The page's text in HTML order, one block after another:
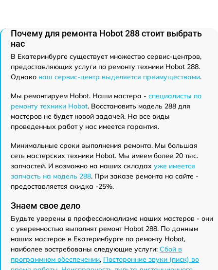
Почему для ремонта Hobot 288 стоит выбрать
нас
В Екатеринбурге существует множество сервис-центров,
предоставляющих услуги по ремонту техники Hobot 288.
Однако наш сервис-центр выделяется преимуществами.
Мы ремонтируем Hobot. Наши мастера - специалисты по
ремонту техники Hobot. Восстановить модель 288 для
мастеров не будет новой задачей. На все виды
проведенных работ у нас имеется гарантия.
Минимальные сроки выполнения ремонта. Мы большая
сеть мастерских техники Hobot. Мы имеем более 20 тыс.
запчастей. И возможно на наших складах уже имеется
запчасть на модель 288. При заказе ремонта на сайте -
предоставляется скидка -25%.
Знаем свое дело
Будьте уверены в профессионализме наших мастеров - они
с уверенностью выполнят ремонт Hobot 288. По данным
наших мастеров в Екатеринбурге по ремонту Hobot,
наиболее востребованы следующие услуги: Сбой в
программном обеспечении, Посторонние звуки (писк) во